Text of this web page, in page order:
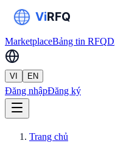
MarketplaceBảng tin RFQ
VI EN
Đăng nhậpĐăng ký
Trang chủ